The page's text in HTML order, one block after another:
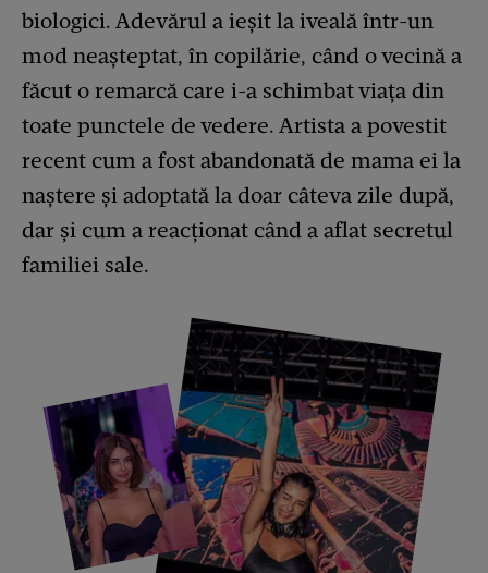
biologici. Adevărul a ieșit la iveală într-un
mod neașteptat, în copilărie, când o vecină a
făcut o remarcă care i-a schimbat viața din
toate punctele de vedere. Artista a povestit
recent cum a fost abandonată de mama ei la
naștere și adoptată la doar câteva zile după,
dar și cum a reacționat când a aflat secretul
familiei sale.